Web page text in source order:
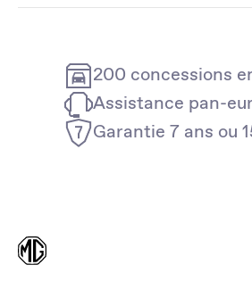
200 concessions
Assistance pan-
Garantie 7 ans ou